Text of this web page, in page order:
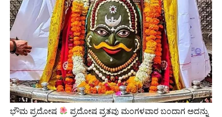
ಭೌಮ ಪ್ರದೋಷ
ಪ್ರದೋಷ ವ್ರತವು ಮಂಗಳವಾರ ಬಂದಾಗ ಅದನ್ನು